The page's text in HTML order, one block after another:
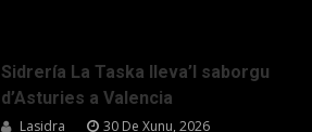
Sidrería La Taska lleva’l saborgu
d’Asturies a Valencia
Lasidra 30 De Xunu, 2026